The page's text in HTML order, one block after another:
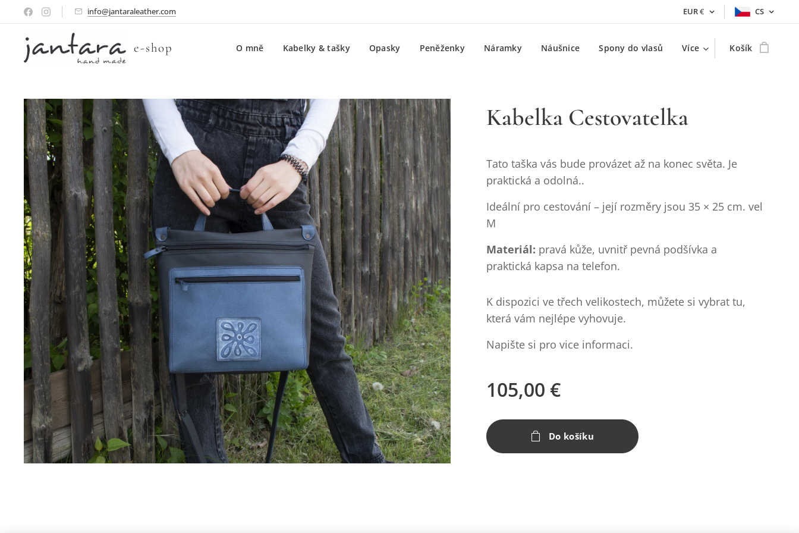
info@jantaraleather.com EUR€ CS
e-shop O mně Kabelky & tašky Opasky Peněženky Náramky Náušnice Spony do vlasů Více Košík
Kabelka Cestovatelka
Tato taška vás bude provázet až na konec světa. Je
praktická a odolná..
Ideální pro cestování – její rozměry jsou 35 × 25 cm. vel
M
Materiál: pravá kůže, uvnitř pevná podšívka a
praktická kapsa na telefon.
K dispozici ve třech velikostech, můžete si vybrat tu,
která vám nejlépe vyhovuje.
Napište si pro vice informaci.
105,00 €
Do košíku